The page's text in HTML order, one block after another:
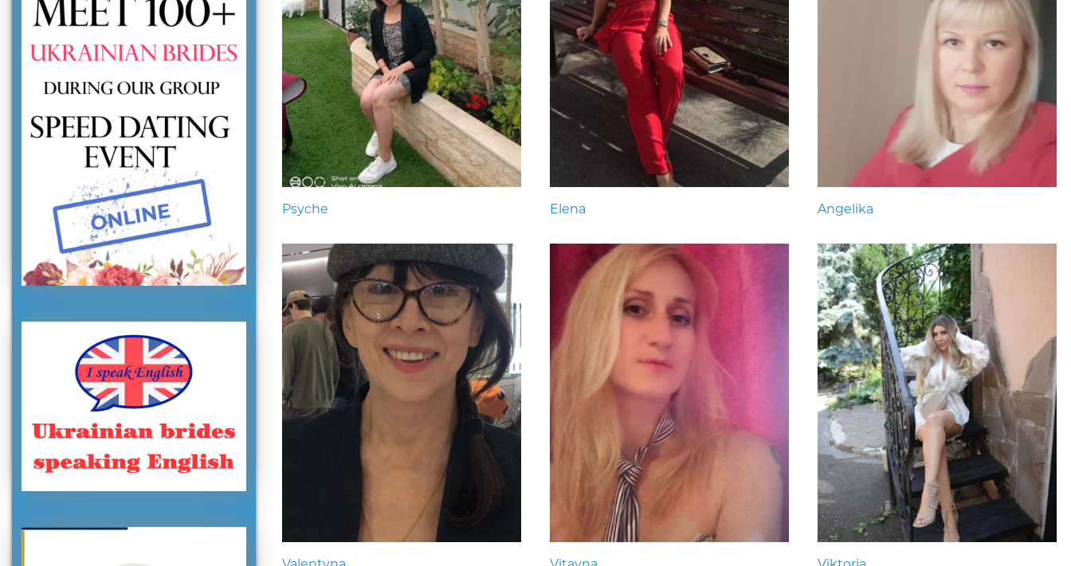
Psyche Elena Angelika